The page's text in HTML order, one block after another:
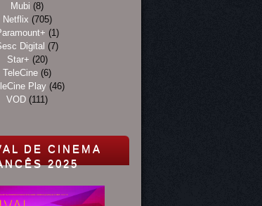
Mubi (8)
Netflix (705)
(1)
Digital (7)
Star+ (20)
TeleCine (6)
Play (46)
VOD (111)
DE CINEMA
2025